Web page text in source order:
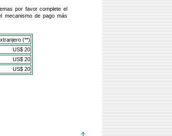
por favor complete el
mecanismo de pago más
(**)
US$ 20
US$ 20
US$ 20